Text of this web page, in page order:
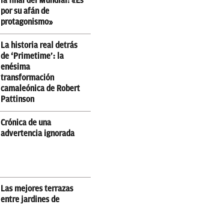
por su afán de
protagonismo»
La historia real detrás
de ‘Primetime’: la
enésima
transformación
camaleónica de Robert
Pattinson
Crónica de una
advertencia ignorada
Las mejores terrazas
entre jardines de